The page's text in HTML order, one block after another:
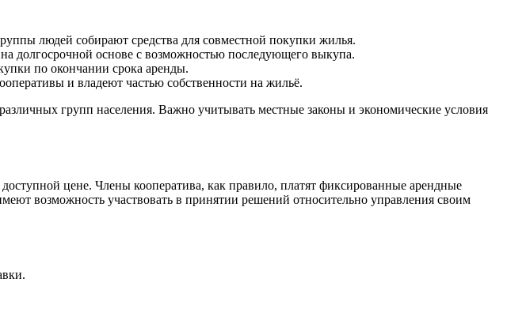
людей собирают средства для совместной покупки жилья.
долгосрочной основе с возможностью последующего выкупа.
по окончании срока аренды.
и владеют частью собственности на жильё.
групп населения. Важно учитывать местные законы и экономические условия
цене. Члены кооператива, как правило, платят фиксированные арендные
возможность участвовать в принятии решений относительно управления своим